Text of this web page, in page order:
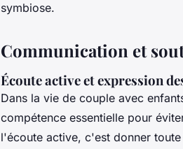
symbiose.
Communication et
Écoute active et expression
Dans la vie de couple avec
compétence essentielle pour
l'écoute active, c'est donner